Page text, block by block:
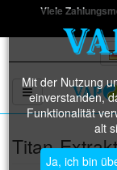
Viele
Toggle navigation
Mit der Nutzung
einverstanden,
Funktionalität
alt
Ja, ich bin
Titan-